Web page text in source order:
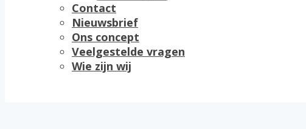
Contact
Nieuwsbrief
Ons concept
Veelgestelde vragen
Wie zijn wij